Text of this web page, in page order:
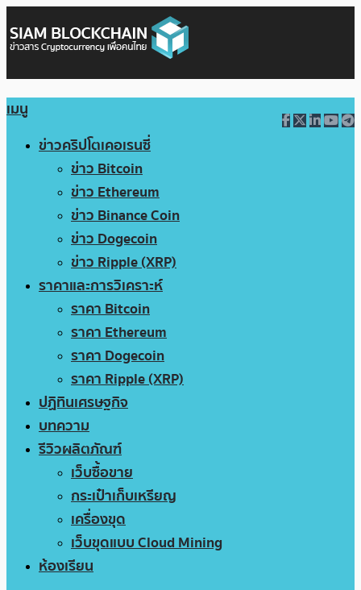
เมนู
ข่าวคริปโตเคอเรนซี่
ข่าว Bitcoin
ข่าว Ethereum
ข่าว Binance Coin
ข่าว Dogecoin
ข่าว Ripple (XRP)
ราคาและการวิเคราะห์
ราคา Bitcoin
ราคา Ethereum
ราคา Dogecoin
ราคา Ripple (XRP)
ปฏิทินเศรษฐกิจ
บทความ
รีวิวผลิตภัณฑ์
เว็บซื้อขาย
กระเป๋าเก็บเหรียญ
เครื่องขุด
เว็บขุดแบบ Cloud Mining
ห้องเรียน